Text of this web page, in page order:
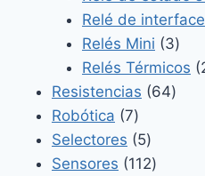
Relé de interface
Relés Mini 33
Relés Térmicos
Resistencias 6464
Robótica 77
productos
Selectores 55
Sensores 112112